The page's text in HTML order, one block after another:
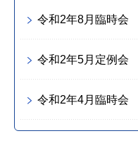
令和2年8月臨時会
令和2年5月定例会
令和2年4月臨時会